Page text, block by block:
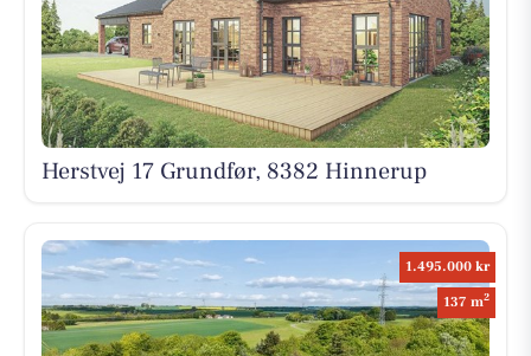
Herstvej 17 Grundfør, 8382 Hinnerup
1.495.000 kr
137 m2